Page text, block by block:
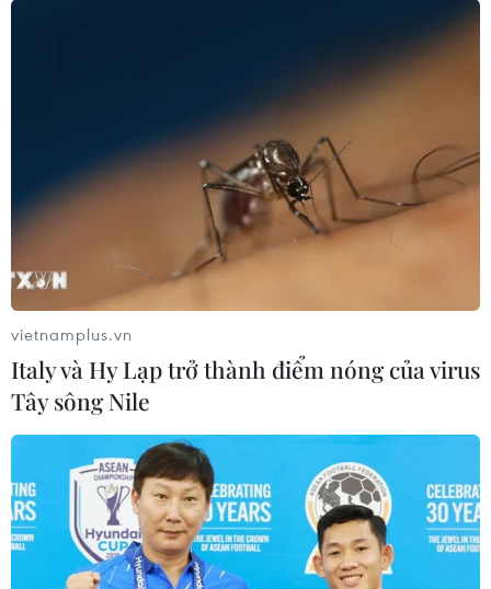
Ninh Bình phê duyệt hơn 500 tỷ
đồng xây dựng nhà chung cư cho
thuê
CƠ QUAN CHỦ QUẢN: THÔNG TẤN XÃ VIỆT NAM
Tổng Biên tập: TRẦN TIẾN DUẨN
Phó Tổng Biên tập: NGUYỄN THỊ TÁM, KHÚC THANH
vietnamplus.vn
Italy và Hy Lạp trở thành điểm nóng của virus
Tây sông Nile